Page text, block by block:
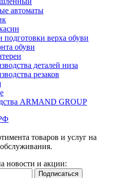
автоматы
подготовки верха обуви
обуви
деталей низа
резаков
ARMAND GROUP
товаров и услуг на
новости и акции: